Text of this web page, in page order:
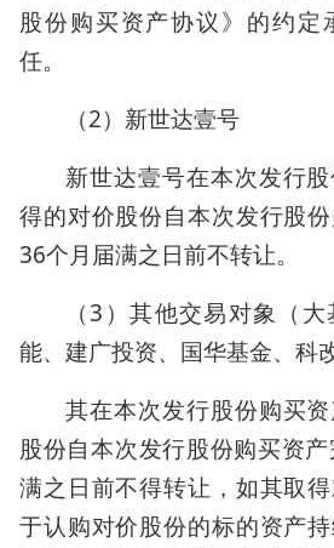
股份购买资产协议》的约定
任。
（2）新世达壹号
新世达壹号在本次发行
得的对价股份自本次发行股
36个月届满之日前不转让。
（3）其他交易对象（
能、建广投资、国华基金、科
其在本次发行股份购买
股份自本次发行股份购买资
满之日前不得转让，如其取
于认购对价股份的标的资产